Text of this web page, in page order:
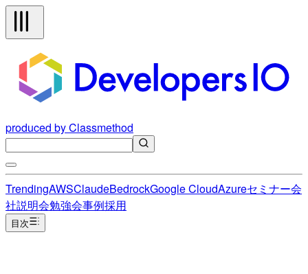
produced by Classmethod
TrendingAWSClaudeBedrockGoogle CloudAzureセミナー会
社説明会勉強会事例採用
目次